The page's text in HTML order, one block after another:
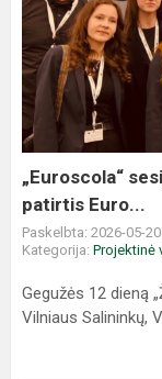
sesija
Strasbūre:
mūsų
gimnazistų
patirtis
Euro...
„Euroscola“
patirtis Euro...
Paskelbta: 2026-05-20
Kategorija: Projektinė
Gegužės 12 dieną
Vilniaus Salininkų,